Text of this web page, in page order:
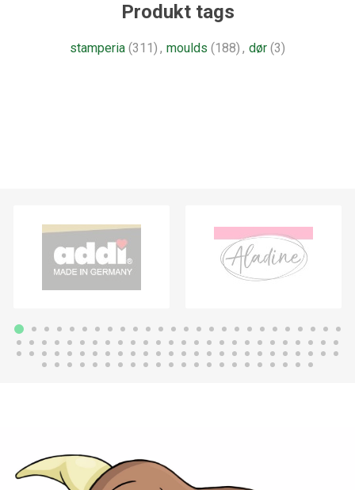
Produkt tags
stamperia (311) , moulds (188) , dør (3)